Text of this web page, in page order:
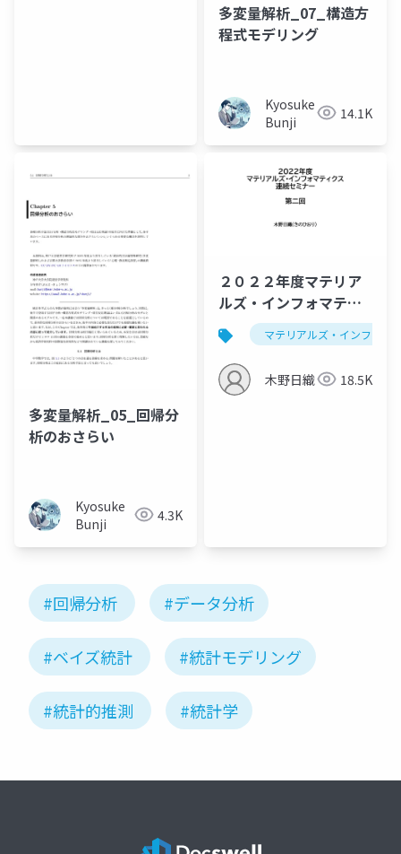
多変量解析_07_構造方
程式モデリング
Kyosuke
Bunji
14.1K
多変量解析_05_回帰分
析のおさらい
Kyosuke
Bunji
4.3K
２０２２年度マテリア
ルズ・インフォマティ
クス連続セミナー：回
帰
マテリアルズ・インフォマ
木野日織 18.5K
#回帰分析 #データ分析
#ベイズ統計 #統計モデリング
#統計的推測 #統計学